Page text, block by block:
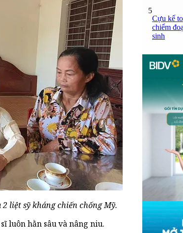
liệt sỹ kháng chiến chống Mỹ.
luôn hằn sâu và nâng niu.
5
Cựu kế
chiếm
sinh